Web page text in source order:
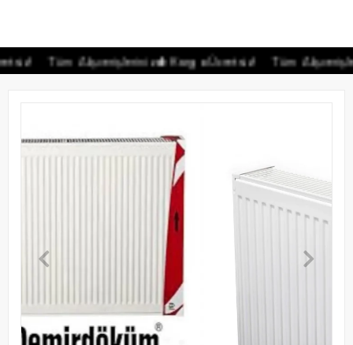
Tüm Alışverişlerinizde Kargo Ücretsiz! Tüm